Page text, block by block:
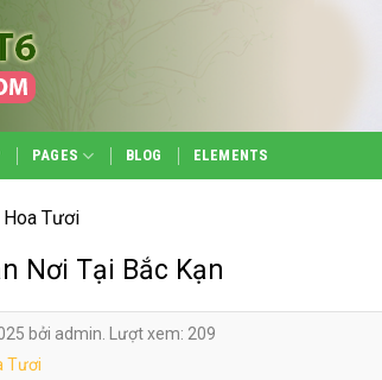
PAGES BLOG ELEMENTS
Tươi
Nơi Tại Bắc Kạn
bởi admin. Lượt xem: 209
Tươi